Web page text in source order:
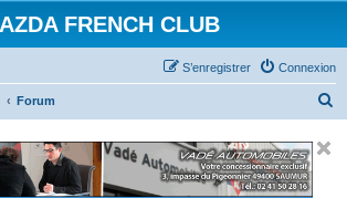
FRENCH CLUB
Connexion
S’enregistrer
Forum